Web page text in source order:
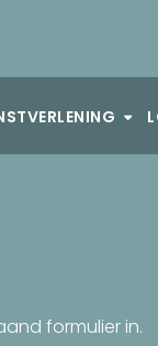
formulier in.